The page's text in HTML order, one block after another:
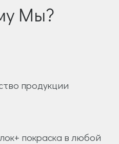
Мы?
продукции
покраска в любой